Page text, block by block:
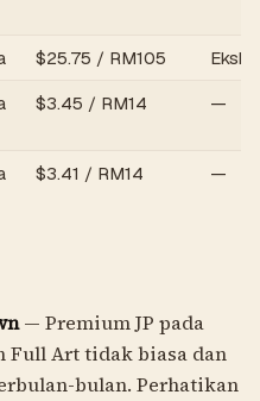
$25.75 / RM105
$3.45 / RM14 —
$3.41 / RM14 —
— Premium JP pada
Full Art tidak biasa dan
bulan. Perhatikan